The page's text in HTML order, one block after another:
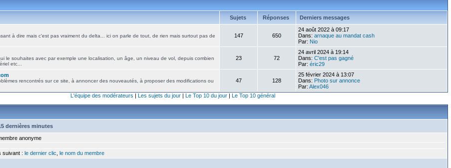
Sujets Réponses Derniers messages
à dire mais c'est pas vraiment du delta... ici on parle de tout, de rien mais surtout pas de
147 650
24 août 2022 à 09:17
Dans: arnaque au mandat cash
Par: Nio
le souhaites avec par exemple une localisation, un âge, un niveau de vol, depuis combien
etc...
23 72
24 avril 2024 à 19:14
Dans: C'est pas gagné
Par: éric29
rencontrés sur ce site, à annoncer des nouveautés, à proposer des modifications ou
47 128
25 février 2024 à 13:07
Dans: Photo sur annonce
Par: Alex046
L'équipe des modérateurs | Les sujets du jour| Le Top 10 du jour| Le Top 10 général
dernières minutes
anonyme
suivant : le dernier clic le nom du membre